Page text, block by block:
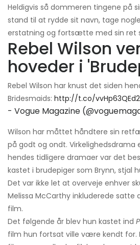
Heldigvis så dommeren tingene på
stand til at rydde sit navn, tage
erstatning og fortsætte med sin ret
Rebel Wilson
hoveder i
Rebel Wilson har knust det siden
Bridesmaids: http://t.co/vvHp63QEd2
- Vogue Magazine
Wilson har måttet håndtere sin
på godt og ondt. Virkelighedsdrama
hendes tidligere dramaer var det
kastet i brudepiger som Brynn, stjal
Det var ikke let at overveje enhver
Melissa McCarthy inkluderede
film.
Det følgende år blev hun kastet ind
film hun fortsat ville være kendt for.